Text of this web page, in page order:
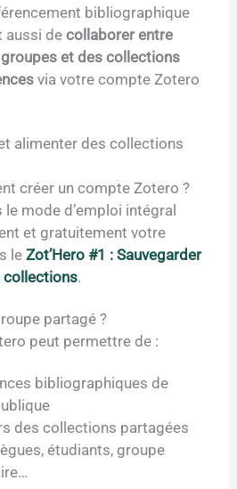
bibliographique
aussi de collaborer entre
et des collections
via votre compte Zotero
alimenter des collections
créer un compte Zotero ?
mode d’emploi intégral
et gratuitement votre
le Zot’Hero #1 : Sauvegarder
collections.
partagé ?
peut permettre de :
bibliographiques de
des collections partagées
étudiants, groupe